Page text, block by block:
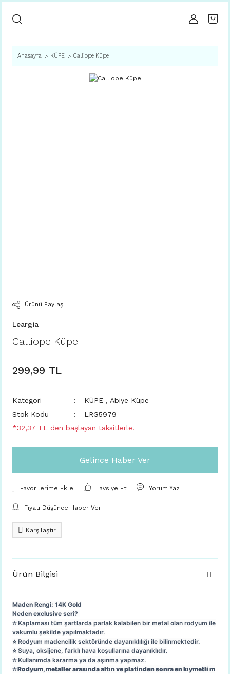
Anasayfa KÜPE Calliope Küpe
Ürünü Paylaş
Leargia
Calliope Küpe
299,99 TL
Kategori KÜPE , Abiye Küpe
Stok Kodu
LRG5979
*32,37 TL den başlayan taksitlerle!
Gelince Haber Ver
Tavsiye Et Yorum Yaz
Fiyatı Düşünce Haber Ver
Karşılaştır
Ürün Bilgisi
Maden Rengi: 14K Gold
Neden exclusive seri?
⭐️ Kaplaması tüm şartlarda parlak kalabilen bir metal olan rodyum ile
vakumlu şekilde yapılmaktadır.
⭐️ Rodyum madencilik sektöründe dayanıklılığı ile bilinmektedir.
⭐️ Suya, oksijene, farklı hava koşullarına dayanıklıdır.
⭐️ Kullanımda kararma ya da aşınma yapmaz.
⭐️ Rodyum, metaller arasında altın ve platinden sonra en kıymetli m